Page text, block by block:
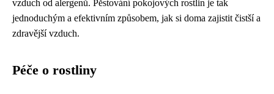
vzduch od alergenů. Pěstování pokojových rostlin je tak
jednoduchým a efektivním způsobem, jak si doma zajistit čistší a
zdravější vzduch.
Péče o rostliny